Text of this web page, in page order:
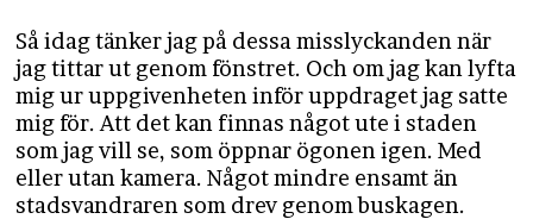
Så idag tänker jag på dessa misslyckanden när
jag tittar ut genom fönstret. Och om jag kan lyfta
mig ur uppgivenheten inför uppdraget jag satte
mig för. Att det kan finnas något ute i staden
som jag vill se, som öppnar ögonen igen. Med
eller utan kamera. Något mindre ensamt än
stadsvandraren som drev genom buskagen.